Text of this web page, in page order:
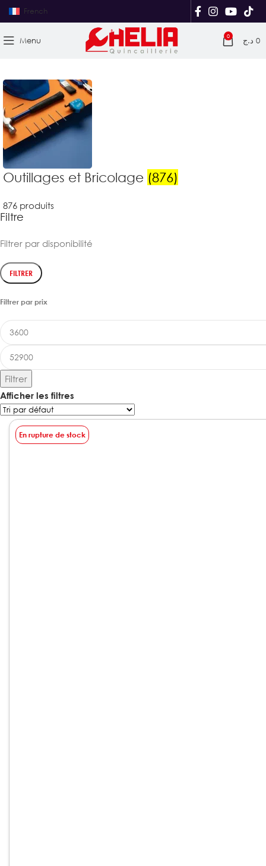
French
Menu 0 0 د.ج
Outillages et Bricolage (876)
876 produits
Filtre
Filtrer par disponibilité
FILTRER
Filtrer par prix
Filtrer
Afficher les filtres
En rupture de stock